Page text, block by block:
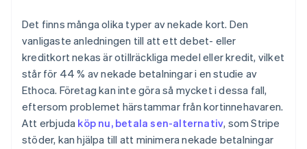
Det finns många olika typer av nekade kort. Den
vanligaste anledningen till att ett debet- eller
kreditkort nekas är otillräckliga medel eller kredit, vilket
står för 44 % av nekade betalningar i en studie av
Ethoca. Företag kan inte göra så mycket i dessa fall,
eftersom problemet härstammar från kortinnehavaren.
Att erbjuda köp nu, betala sen-alternativ, som Stripe
stöder, kan hjälpa till att minimera nekade betalningar